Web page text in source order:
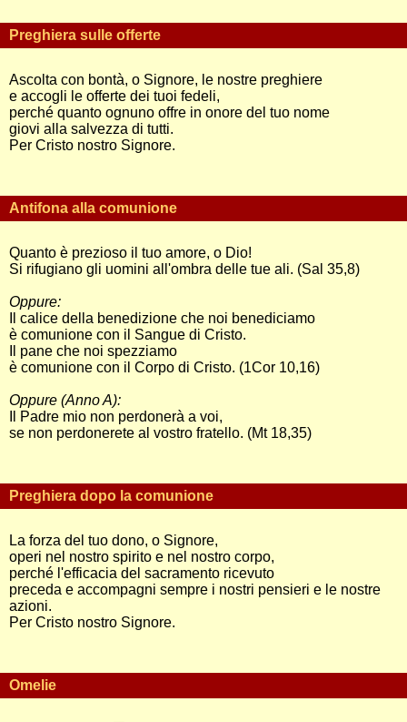
Preghiera sulle offerte
Ascolta con bontà, o Signore, le nostre preghiere
e accogli le offerte dei tuoi fedeli,
perché quanto ognuno offre in onore del tuo nome
giovi alla salvezza di tutti.
Per Cristo nostro Signore.
Antifona alla comunione
Quanto è prezioso il tuo amore, o Dio!
Si rifugiano gli uomini all'ombra delle tue ali. (Sal 35,8)
Oppure:
Il calice della benedizione che noi benediciamo
è comunione con il Sangue di Cristo.
Il pane che noi spezziamo
è comunione con il Corpo di Cristo. (1Cor 10,16)
Oppure (Anno A):
Il Padre mio non perdonerà a voi,
se non perdonerete al vostro fratello. (Mt 18,35)
Preghiera dopo la comunione
La forza del tuo dono, o Signore,
operi nel nostro spirito e nel nostro corpo,
perché l'efficacia del sacramento ricevuto
preceda e accompagni sempre i nostri pensieri e le nostre
azioni.
Per Cristo nostro Signore.
Omelie